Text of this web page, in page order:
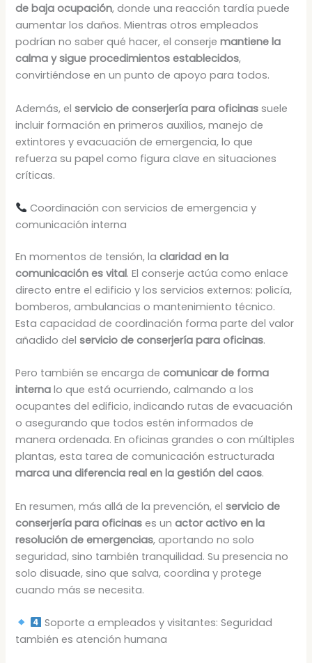
de baja ocupación, donde una reacción tardía puede
aumentar los daños. Mientras otros empleados
podrían no saber qué hacer, el conserjemantiene la
calma y sigue procedimientos establecidos,
convirtiéndose en un punto de apoyo para todos.
Además, elservicio de conserjería para oficinas suele
incluir formación en primeros auxilios, manejo de
extintores y evacuación de emergencia, lo que
refuerza su papel como figura clave en situaciones
críticas.
Coordinación con servicios de emergencia y
comunicación interna
En momentos de tensión, laclaridad en la
comunicación es vital. El conserje actúa como enlace
directo entre el edificio y los servicios externos: policía,
bomberos, ambulancias o mantenimiento técnico.
Esta capacidad de coordinación forma parte del valor
añadido delservicio de conserjería para oficinas.
Pero también se encarga decomunicar de forma
interna lo que está ocurriendo, calmando a los
ocupantes del edificio, indicando rutas de evacuación
o asegurando que todos estén informados de
manera ordenada. En oficinas grandes o con múltiples
plantas, esta tarea de comunicación estructurada
marca una diferencia real en la gestión del caos.
En resumen, más allá de la prevención, elservicio de
conserjería para oficinas es unactor activo en la
resolución de emergencias, aportando no solo
seguridad, sino también tranquilidad. Su presencia no
solo disuade, sino que salva, coordina y protege
cuando más se necesita.
Soporte a empleados y visitantes: Seguridad
también es atención humana